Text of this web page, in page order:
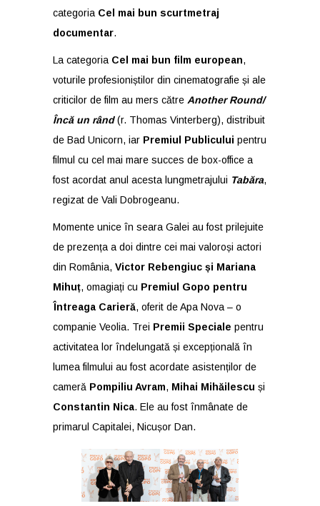
categoria Cel mai bun scurtmetraj
documentar.
La categoria Cel mai bun film european,
voturile profesioniștilor din cinematografie și ale
criticilor de film au mers către Another Round/
Încă un rând(r. Thomas Vinterberg), distribuit
de Bad Unicorn, iar Premiul Publicului pentru
filmul cu cel mai mare succes de box-office a
fost acordat anul acesta lungmetrajului Tabăra,
regizat de Vali Dobrogeanu.
Momente unice în seara Galei au fost prilejuite
de prezența a doi dintre cei mai valoroși actori
din România, Victor Rebengiuc și Mariana
Mihuț, omagiați cu Premiul Gopo pentru
Întreaga Carieră, oferit de Apa Nova – o
companie Veolia. Trei Premii Speciale pentru
activitatea lor îndelungată și excepțională în
lumea filmului au fost acordate asistenților de
cameră Pompiliu Avram, Mihai Mihăilescu și
Constantin Nica. Ele au fost înmânate de
primarul Capitalei, Nicușor Dan.